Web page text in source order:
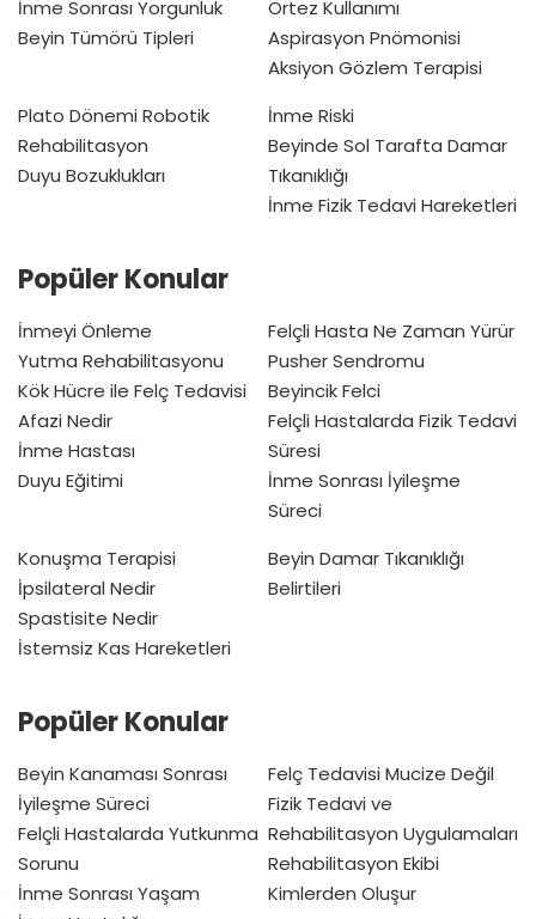
İnme Sonrası Yorgunluk
Beyin Tümörü Tipleri
Ortez Kullanımı
Aspirasyon Pnömonisi
Aksiyon Gözlem Terapisi
Plato Dönemi Robotik
Rehabilitasyon
Duyu Bozuklukları
İnme Riski
Beyinde Sol Tarafta Damar
Tıkanıklığı
İnme Fizik Tedavi Hareketleri
Popüler Konular
İnmeyi Önleme
Yutma Rehabilitasyonu
Kök Hücre ile Felç Tedavisi
Afazi Nedir
İnme Hastası
Duyu Eğitimi
Felçli Hasta Ne Zaman Yürür
Pusher Sendromu
Beyincik Felci
Felçli Hastalarda Fizik Tedavi
Süresi
İnme Sonrası İyileşme
Süreci
Konuşma Terapisi
İpsilateral Nedir
Spastisite Nedir
İstemsiz Kas Hareketleri
Beyin Damar Tıkanıklığı
Belirtileri
Popüler Konular
Beyin Kanaması Sonrası
İyileşme Süreci
Felçli Hastalarda Yutkunma
Sorunu
İnme Sonrası Yaşam
Felç Tedavisi Mucize Değil
Fizik Tedavi ve
Rehabilitasyon Uygulamaları
Rehabilitasyon Ekibi
Kimlerden Oluşur